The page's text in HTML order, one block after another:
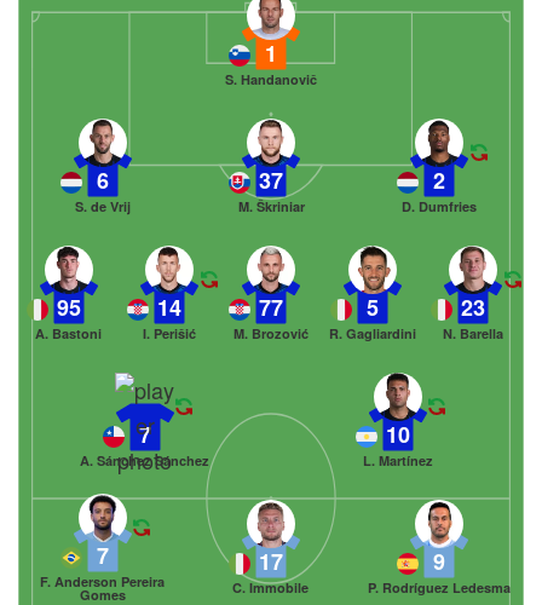
1
S. Handanovič
2
D. Dumfries
37
M. Škriniar
6
S. de Vrij
23
N. Barella
5
R. Gagliardini
77
M. Brozović
14
I. Perišić
95
A. Bastoni
10
L. Martínez
7
A. Sánchez Sánchez
7
F. Anderson Pereira
Gomes
17
C. Immobile
9
P. Rodríguez Ledesma